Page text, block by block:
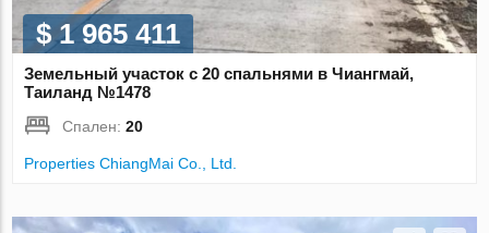
$ 1 965 411
Земельный участок с 20 спальнями в Чиангмай,
Таиланд №1478
Спален:20
Properties ChiangMai Co., Ltd.